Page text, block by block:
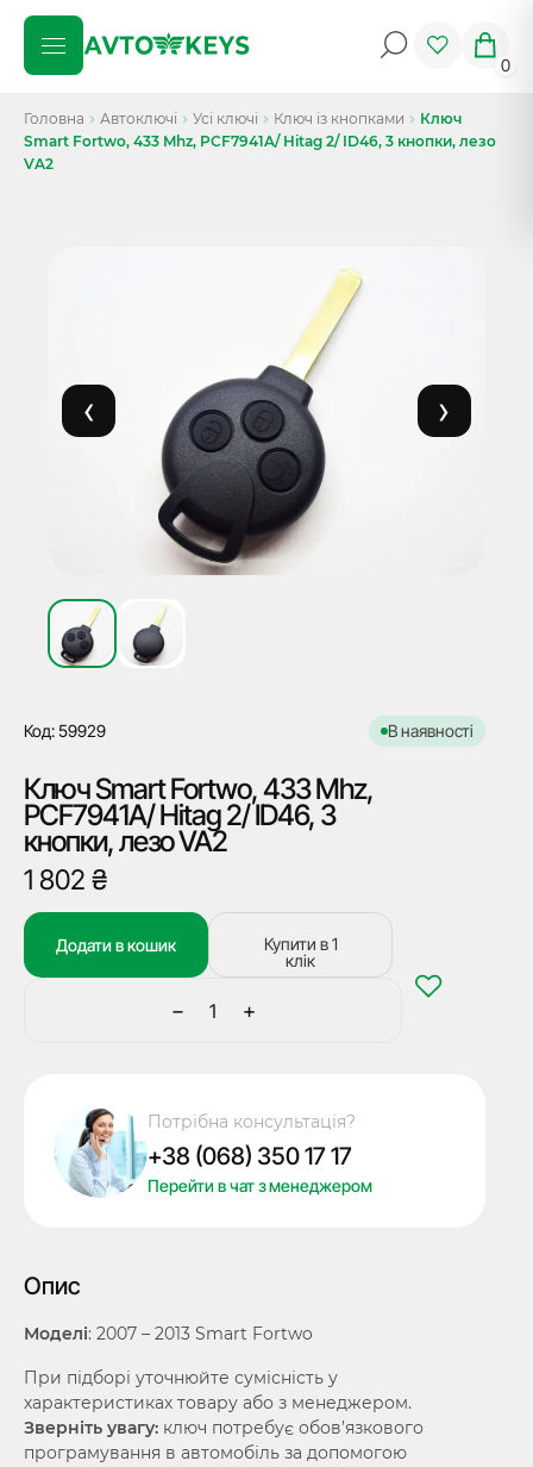
0
Головна Автоключі Усі ключі Ключ із кнопками
Ключ
Smart Fortwo, 433 Mhz, PCF7941A/ Hitag 2/ ID46, 3 кнопки, лезо
VA2
Код: 59929 В наявності
Ключ Smart Fortwo, 433 Mhz,
PCF7941A/ Hitag 2/ ID46, 3
кнопки, лезо VA2
1 802 ₴
−
Ключ
Mhz,
PCF7941A/
Hitag
VA2
+
Додати в кошик
Купити в 1
клік
Потрібна консультація?
+38 (068) 350 17 17
Перейти в чат з менеджером
Опис
Моделі: 2007 – 2013 Smart Fortwo
При підборі уточнюйте сумісність у
характеристиках товару або з менеджером.
Зверніть увагу: ключ потребує обов’язкового
програмування в автомобіль за допомогою